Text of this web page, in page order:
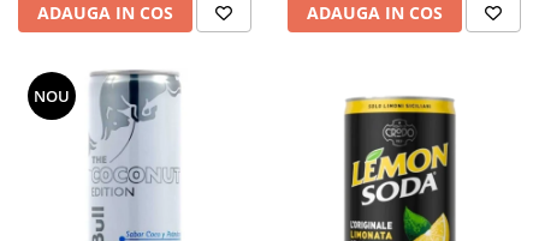
ADAUGA IN COS ADAUGA IN COS
NOU